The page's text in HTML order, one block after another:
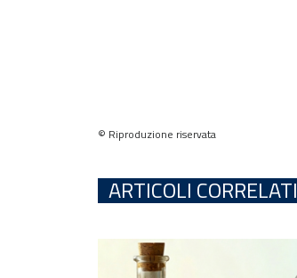
© Riproduzione riservata
ARTICOLI CORRELATI